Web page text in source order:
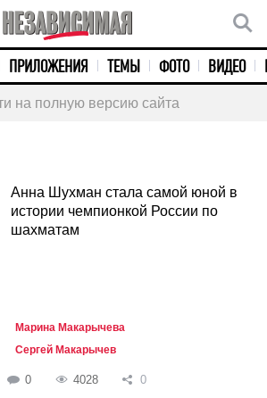
ПРИЛОЖЕНИЯ ТЕМЫ ФОТО ВИДЕО
на полную версию сайта
Анна Шухман стала самой юной в
истории чемпионкой России по
шахматам
Марина Макарычева
Сергей Макарычев
0 4028 0